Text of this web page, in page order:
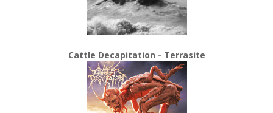
Cattle Decapitation - Terrasite